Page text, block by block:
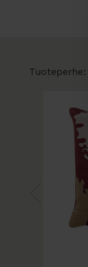
Tuoteperhe: